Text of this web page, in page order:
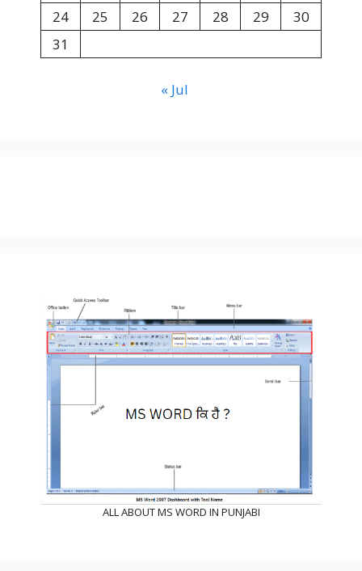
24
25 26 27 28 29
30
31
« Jul
ALL ABOUT MS WORD IN PUNJABI